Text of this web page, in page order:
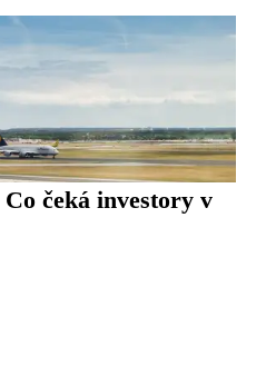
čeká investory v